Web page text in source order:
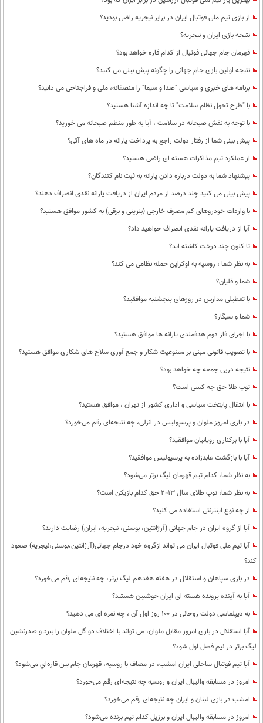
از بازی تیم ملی فوتبال ایران در برابر نیجریه راضی بودید؟
نتیجه بازی ایران و نیجریه؟
قهرمان جام جهانی فوتبال از کدام قاره خواهد بود؟
نتیجه اولین بازی جام جهانی را چگونه پیش بینی می کنید؟
برنامه های خبری و سیاسی "صدا و سیما" را منصفانه، ملی و فراجناحی می دانید؟
با "طرح تحول نظام سلامت"‌ تا چه اندازه آشنا هستید؟
با توجه به نقش صبحانه در سلامت ، آیا به طور منظم صبحانه می خورید؟
پیش بینی شما از رفتار دولت راجع به پرداخت یارانه در ماه های آتی؟
از عملکرد تیم مذاکرات هسته ای راضی هستید؟
پیشنهاد شما به دولت درباره دادن یارانه به ثبت نام کنندگان؟
پیش بینی می کنید چند درصد از مردم ایران از دریافت یارانه نقدی انصراف دهند؟
با واردات خودروهای کم مصرف خارجی (بنزینی و برقی) به کشور موافق هستید؟
آیا از دریافت یارانه نقدی انصراف خواهید داد؟
تا کنون چند درخت کاشته اید؟
به نظر شما ، روسیه به اوکراین حمله نظامی می کند؟
شما و قلیان؟
با تعطیلی مدارس در روزهای پنجشنبه موافقید؟
شما و سیگار؟
با اجرای فاز دوم هدفمندی یارانه ها موافق هستید؟
با تصویب قانونی مبنی بر ممنوعیت شکار و جمع آوری سلاح های شکاری موافق هستید؟
نتیجه دربی جمعه چه خواهد بود؟
توپ طلا حق چه کسی است؟
با انتقال پایتخت سیاسی و اداری کشور از تهران ، موافق هستید؟
در بازی امروز ملوان و پرسپولیس در انزلی، چه نتیجه‌ای رقم می‌خورد؟
آیا با برکناری رویانیان موافقید؟
آیا با بازگشت عابدزاده به پرسپولیس موافقید؟
به نظر شما، کدام تیم قهرمان لیگ برتر می‌شود؟
به نظر شما، توپ طلای سال 2013 حق کدام بازیکن است؟
از چه نوع اینترنتی استفاده می کنید؟
آیا از گروه ایران در جام جهانی (آرژانتین، بوسنی، نیجریه، ایران) رضایت دارید؟
آیا تیم ملی فوتبال ایران می تواند ازگروه خود درجام جهانی(آرژانتین،بوسنی،نیجریه) صعود
کند؟
در بازی سپاهان و استقلال در هفته هفدهم لیگ برتر، چه نتیجه‌ای رقم می‌خورد؟
آیا به آینده پرونده هسته ای ایران خوشبین هستید؟
به دیپلماسی دولت روحانی در 100 روز اول آن ، چه نمره ای می دهید؟
آیا استقلال در بازی امروز مقابل ملوان، می تواند با اختلاف دو گل ملوان را ببرد و صدرنشین
لیگ برتر در نیم فصل اول شود؟
آیا تیم فوتبال ساحلی ایران امشب، در مصاف با روسیه، قهرمان جام بین قاره‌اي می‌شود؟
امروز در مسابقه والیبال ایران و روسیه چه نتیجه‌ای رقم می‌خورد؟
امشب در بازی لبنان و ایران چه نتیجه‌ای رقم می‌خورد؟
امروز در مسابقه والیبال ایران و برزیل کدام تیم برنده می‌شود؟